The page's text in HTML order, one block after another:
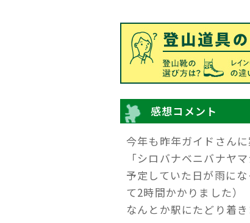
感想コメント
今年も昨年ガイドさん
「シロバナベニバナヤ
予定していた日が雨に
て2時間かかりました）
なんとか駅にたどり着き